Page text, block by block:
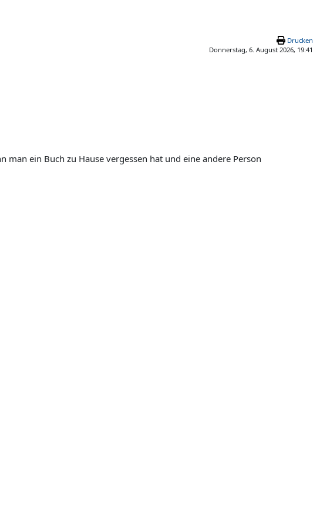
Drucken
Donnerstag, 6. August 2026, 19:41
ein Buch zu Hause vergessen hat und eine andere Person